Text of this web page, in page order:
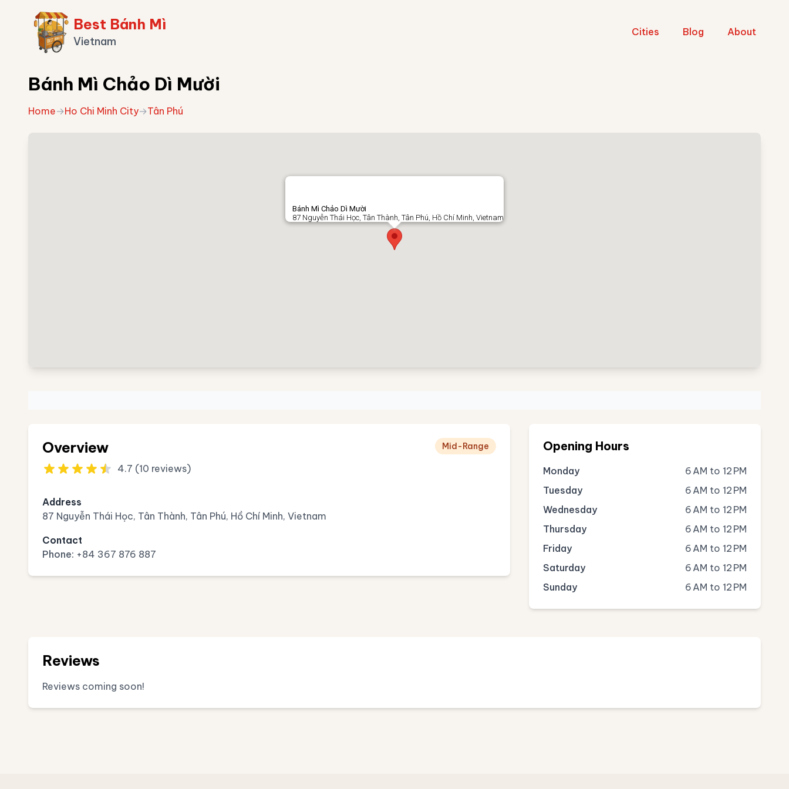
Best Bánh Mì
Vietnam
Cities Blog About
Bánh Mì Chảo Dì Mười
Home→Ho Chi Minh City→Tân Phú
Bánh Mì Chảo Dì Mười
87 Nguyễn Thái Học, Tân Thành, Tân Phú, Hồ Chí Minh, Vietnam
Overview
4.7 (10 reviews)
Mid-Range
Address
87 Nguyễn Thái Học, Tân Thành, Tân Phú, Hồ Chí Minh, Vietnam
Contact
Phone: +84 367 876 887
Opening Hours
Monday
6 AM to 12 PM
Tuesday
6 AM to 12 PM
Wednesday
6 AM to 12 PM
Thursday
6 AM to 12 PM
Friday
6 AM to 12 PM
Saturday
6 AM to 12 PM
Sunday
6 AM to 12 PM
Reviews
Reviews coming soon!